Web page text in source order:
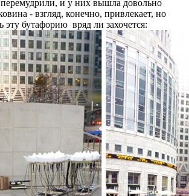
и у них вышла довольно
- взгляд, конечно, привлекает, но
эту бутафорию вряд ли захочется: